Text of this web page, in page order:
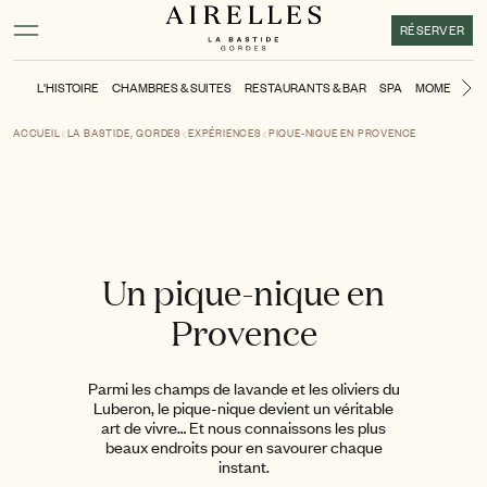
Activer le mode contraste élevé
RÉSERVER
L'HISTOIRE CHAMBRES & SUITES RESTAURANTS & BAR SPA MOMENTS
ACCUEIL LA BASTIDE, GORDES EXPÉRIENCES PIQUE-NIQUE EN PROVENCE
Un pique-nique en
Provence
Parmi les champs de lavande et les oliviers du
Luberon, le pique-nique devient un véritable
art de vivre… Et nous connaissons les plus
beaux endroits pour en savourer chaque
instant.